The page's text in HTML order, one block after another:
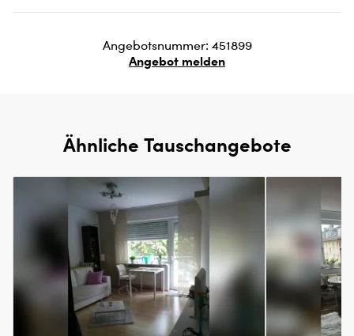
Angebotsnummer: 451899
Angebot melden
Ähnliche Tauschangebote